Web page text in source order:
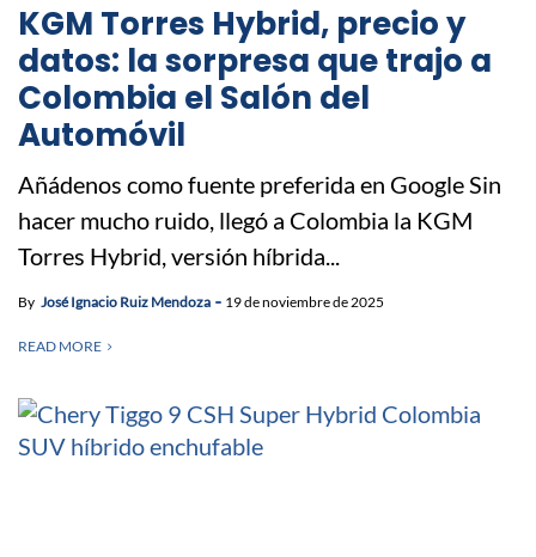
KGM Torres Hybrid, precio y
datos: la sorpresa que trajo a
Colombia el Salón del
Automóvil
Añádenos como fuente preferida en Google Sin
hacer mucho ruido, llegó a Colombia la KGM
Torres Hybrid, versión híbrida...
By José Ignacio Ruiz Mendoza 19 de noviembre de 2025
READ MORE